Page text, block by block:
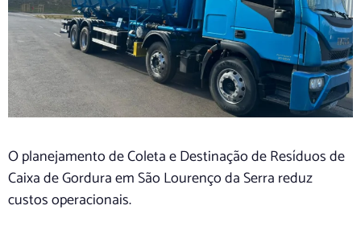
O planejamento de Coleta e Destinação de Resíduos de
Caixa de Gordura em São Lourenço da Serra reduz
custos operacionais.